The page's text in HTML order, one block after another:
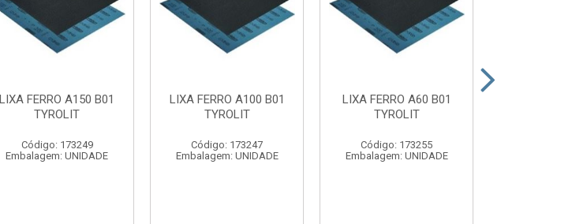
LIXA FERRO A150 B01
TYROLIT
Código: 173249
Embalagem: UNIDADE
LIXA FERRO A100 B01
TYROLIT
Código: 173247
Embalagem: UNIDADE
LIXA FERRO A60 B01
TYROLIT
Código: 173255
Embalagem: UNIDADE